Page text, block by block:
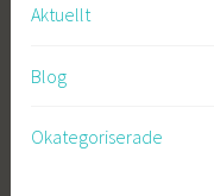
Aktuellt
Blog
Okategoriserade